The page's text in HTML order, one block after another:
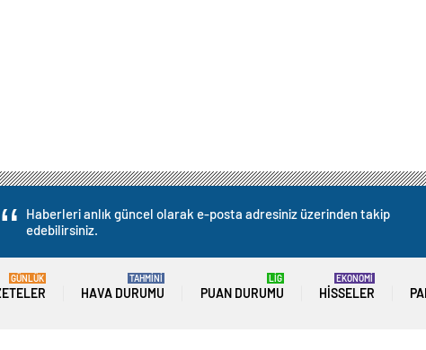
Haberleri anlık güncel olarak e-posta adresiniz üzerinden takip
edebilirsiniz.
GÜNLÜK
HAVA DURUMU
TAHMİNİ
PUAN DURUMU
LİG
HISSELER
EKONOMİ